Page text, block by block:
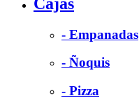
- Empanadas
- Ñoquis
- Pizza